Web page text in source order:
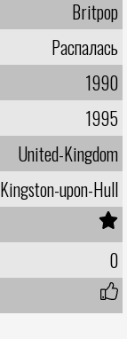
Britpop
Распалась
1990
1995
United-Kingdom
Kingston-upon-Hull
0